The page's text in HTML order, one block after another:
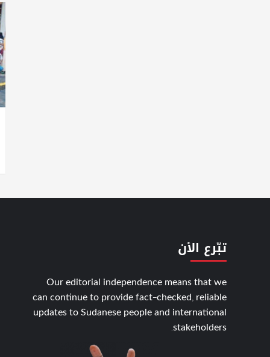
تبّرع الأن
Our editorial independence means that we
can continue to provide fact-checked, reliable
updates to Sudanese people and international
stakeholders.